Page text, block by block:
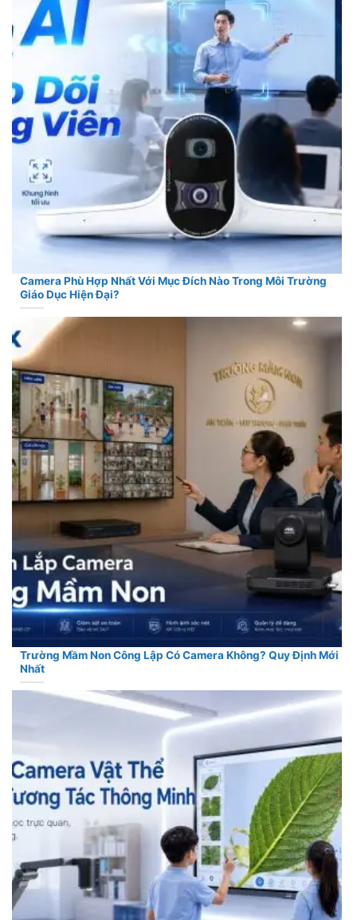
Camera Phù Hợp Nhất Với Mục Đích Nào Trong Môi Trường
Giáo Dục Hiện Đại?
Trường Mầm Non Công Lập Có Camera Không? Quy Định Mới
Nhất